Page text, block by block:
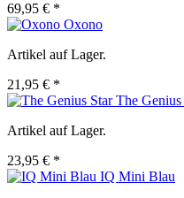
69,95 € *
Oxono
Artikel auf Lager.
21,95 € *
The Genius
Artikel auf Lager.
23,95 € *
IQ Mini Blau